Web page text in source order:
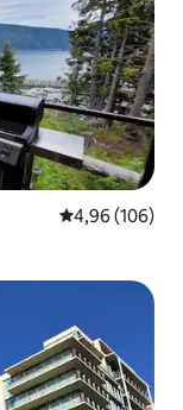
4,96 av 5 i
4,96 (106)